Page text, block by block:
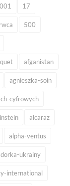
17
500
afganistan
agnieszka-soin
cyfrowych
alcaraz
alpha-ventus
ukrainy
international